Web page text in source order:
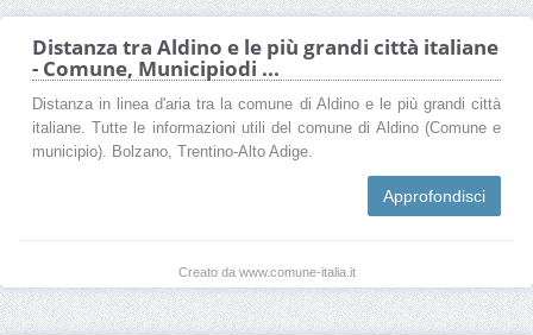
Distanza tra Aldino e le più grandi città italiane
- Comune, Municipiodi ...
Distanza in linea d'aria tra la comune di Aldino e le più grandi città
italiane. Tutte le informazioni utili del comune di Aldino (Comune e
municipio). Bolzano, Trentino-Alto Adige.
Approfondisci
Creato da www.comune-italia.it